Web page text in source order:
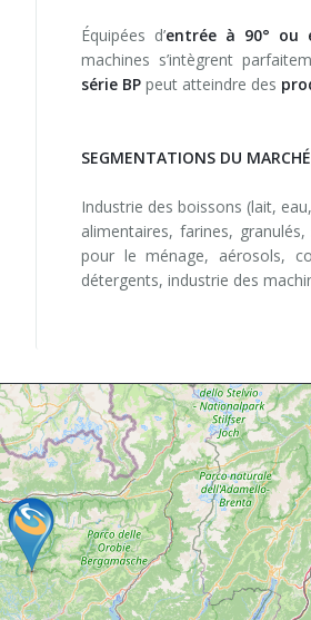
Équipées d’entrée à 90° ou
machines s’intègrent
série BP peut atteindre des
SEGMENTATIONS DU MARCHÉ
Industrie des boissons (lait,
alimentaires, farines,
pour le ménage, aérosols,
détergents, industrie des